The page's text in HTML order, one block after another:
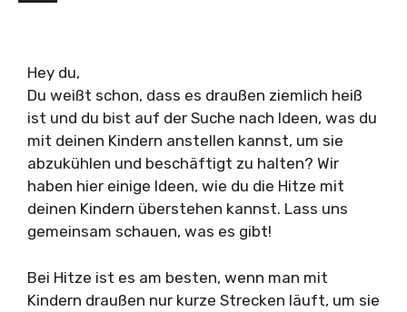
Hey du,
Du weißt schon, dass es draußen ziemlich heiß
ist und du bist auf der Suche nach Ideen, was du
mit deinen Kindern anstellen kannst, um sie
abzukühlen und beschäftigt zu halten? Wir
haben hier einige Ideen, wie du die Hitze mit
deinen Kindern überstehen kannst. Lass uns
gemeinsam schauen, was es gibt!
Bei Hitze ist es am besten, wenn man mit
Kindern draußen nur kurze Strecken läuft, um sie